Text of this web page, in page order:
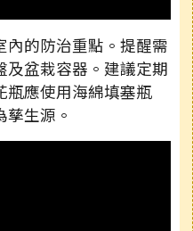
內的防治重點。提醒需
盆栽容器。建議定期
瓶應使用海綿填塞瓶
生源。